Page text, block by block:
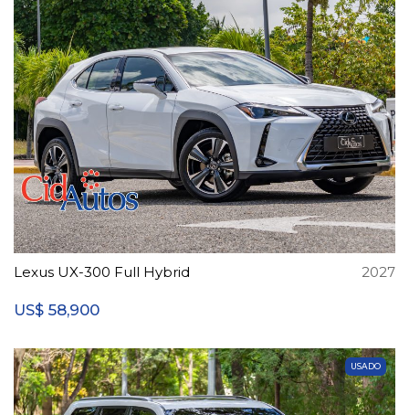
Lexus UX-300 Full Hybrid 2027
US$ 58,900
USADO